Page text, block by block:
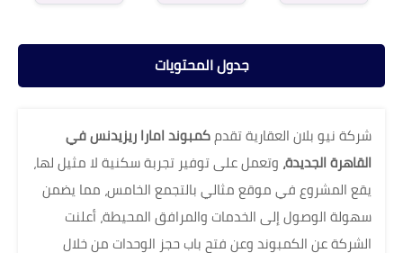
جدول المحتويات
شركة نيو بلان العقارية تقدم كمبوند امارا ريزيدنس في
القاهرة الجديدة، وتعمل على توفير تجربة سكنية لا مثيل لها،
يقع المشروع في موقع مثالي بالتجمع الخامس، مما يضمن
سهولة الوصول إلى الخدمات والمرافق المحيطة، أعلنت
الشركة عن الكمبوند وعن فتح باب حجز الوحدات من خلال